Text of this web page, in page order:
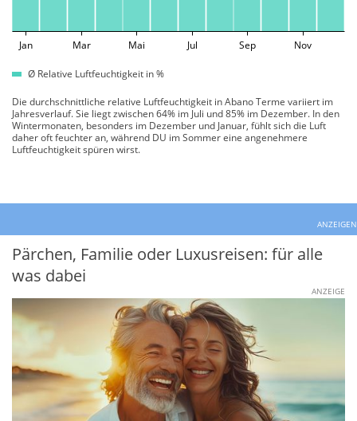
Jan Mar Mai Jul Sep Nov
Ø Relative Luftfeuchtigkeit in %
Die durchschnittliche relative Luftfeuchtigkeit in Abano Terme variiert im
Jahresverlauf. Sie liegt zwischen 64% im Juli und 85% im Dezember. In den
Wintermonaten, besonders im Dezember und Januar, fühlt sich die Luft
daher oft feuchter an, während DU im Sommer eine angenehmere
Luftfeuchtigkeit spüren wirst.
ANZEIGEN
Pärchen, Familie oder Luxusreisen: für alle
was dabei
ANZEIGE